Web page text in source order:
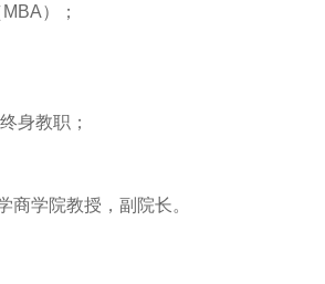
）；
身教职；
学院教授，副院长。